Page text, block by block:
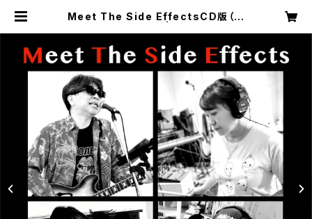
Meet The Side EffectsCD版（紙